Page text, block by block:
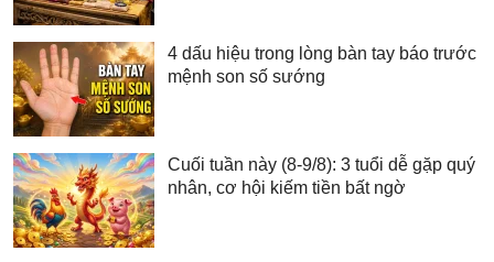
4 dấu hiệu trong lòng bàn tay báo trước
mệnh son số sướng
Cuối tuần này (8-9/8): 3 tuổi dễ gặp quý
nhân, cơ hội kiếm tiền bất ngờ